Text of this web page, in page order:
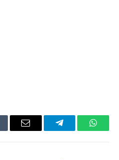
Email Telegram